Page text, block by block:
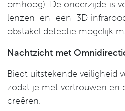
omhoog). De onderzijde is
lenzen en een 3D-
obstakel detectie mogelijk
Nachtzicht met
Biedt uitstekende veiligheid
zodat je met vertrouwen en
creëren.